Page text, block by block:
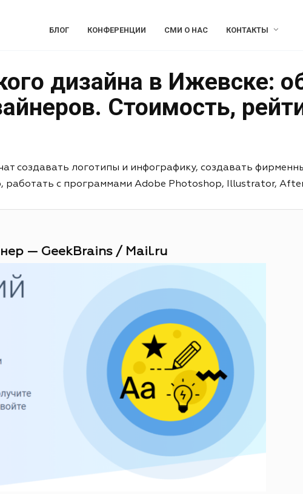
БЛОГ КОНФЕРЕНЦИИ СМИ О НАС КОНТАКТЫ
дизайна в Ижевске:
Стоимость,
создавать логотипы и инфографику, создавать
работать с программами Adobe Photoshop, Illustrator,
— GeekBrains / Mail.ru